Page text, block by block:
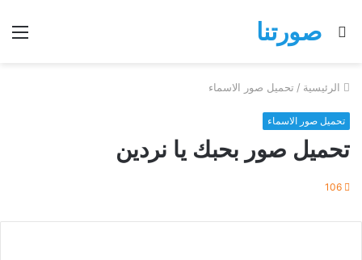
صورتنا
بحث
الرئيسية / تحميل صور الاسماء
تحميل صور الاسماء
تحميل صور بحبك يا نردين
106